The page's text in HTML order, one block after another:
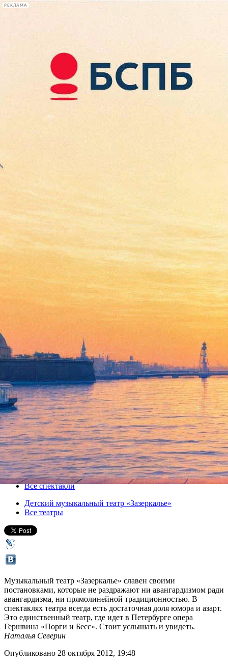
РЕКЛАМА
Сегодня:
2026.08.09
04:06
Афиша Plus
Опера Гершвина «Порги и
Бесс»
02 ноября 2012, пятница,19.00
Версия для печати
Все спектакли
Детский музыкальный театр «Зазеркалье»
Все театры
Музыкальный театр «Зазеркалье» славен своими
постановками, которые не раздражают ни авангардизмом ради
авангардизма, ни прямолинейной традиционностью. В
спектаклях театра всегда есть достаточная доля юмора и азарт.
Это единственный театр, где идет в Петербурге опера
Гершвина «Порги и Бесс». Стоит услышать и увидеть.
Наталья Северин
Опубликовано 28 октября 2012, 19:48